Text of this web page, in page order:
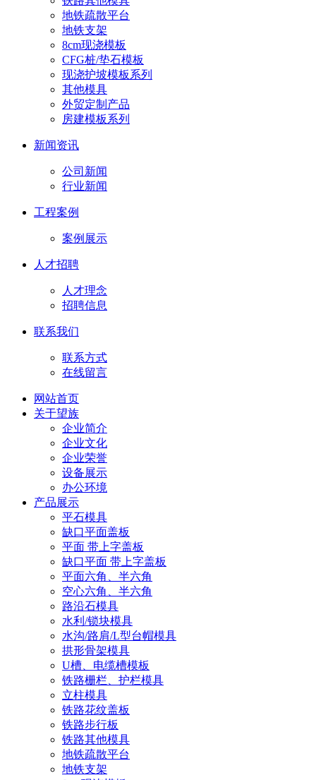
地铁疏散平台
地铁支架
8cm现浇模板
CFG桩/垫石模板
现浇护坡模板系列
其他模具
外贸定制产品
房建模板系列
新闻资讯
公司新闻
行业新闻
工程案例
案例展示
人才招聘
人才理念
招聘信息
联系我们
联系方式
在线留言
网站首页
关于望族
企业简介
企业文化
企业荣誉
设备展示
办公环境
产品展示
平石模具
缺口平面盖板
平面 带上字盖板
缺口平面 带上字盖板
平面六角、半六角
空心六角、半六角
路沿石模具
水利/锁块模具
水沟/路肩/L型台帽模具
拱形骨架模具
U槽、电缆槽模板
铁路栅栏、护栏模具
立柱模具
铁路花纹盖板
铁路步行板
铁路其他模具
地铁疏散平台
地铁支架